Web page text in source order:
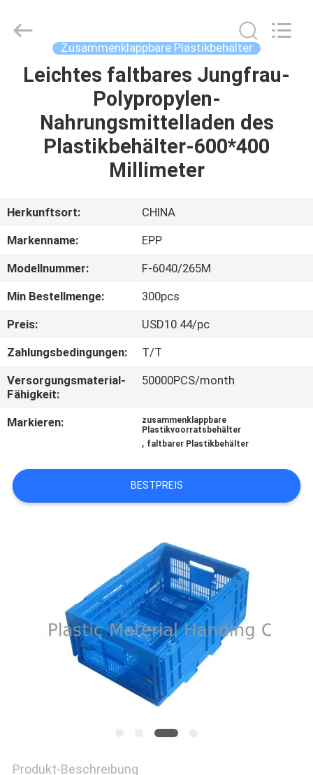
PRODUKTE
UNS
QUALITÄTSKONTROLLE
KONTAKT
MIT
UNS
EIN
ANGEBOT
PRIVACY
POLICY
Handing
Zusammenklappbare Plastikbehälter
Leichtes faltbares Jungfrau-
Polypropylen-
Nahrungsmittelladen des
Plastikbehälter-600*400
Millimeter
Herkunftsort:
CHINA
Markenname:
EPP
Modellnummer:
F-6040/265M
Min Bestellmenge:
300pcs
Preis:
USD10.44/pc
Zahlungsbedingungen:
T/T
Versorgungsmaterial-
Fähigkeit:
50000PCS/month
Markieren:
zusammenklappbare
Plastikvoorratsbehälter
, faltbarer Plastikbehälter
BESTPREIS
Produkt-Beschreibung